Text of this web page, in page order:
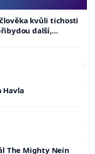
kvůli tichosti
další,
Havla
The Mighty Nein